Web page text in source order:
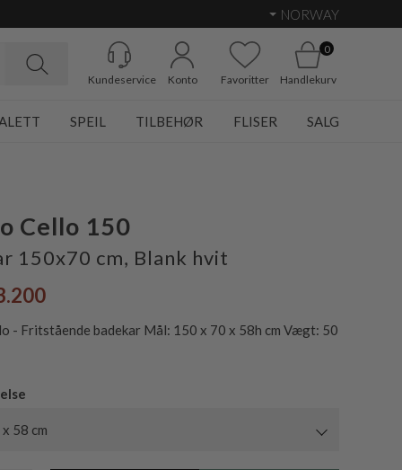
NORWAY
Kundeservice Konto Favoritter
0
Handlekurv
SPEIL TILBEHØR FLISER SALG
Cello 150
150x70 cm, Blank hvit
- Fritstående badekar Mål: 150 x 70 x 58h cm Vægt: 50
58 cm